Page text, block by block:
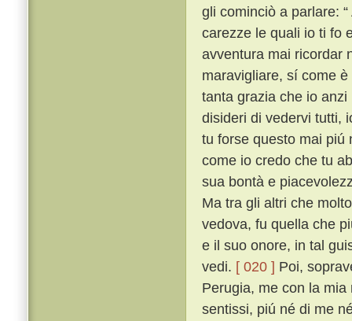
gli cominciò a parlare:
carezze le quali io ti fo
avventura mai ricordar
maravigliare, sí come
tanta grazia che io
disideri di vedervi tutti,
tu forse questo mai
come io credo che tu
sua bontà e
Ma tra gli altri che
vedova, fu quella che
e il suo onore, in tal
vedi. [ 020 ] Poi,
Perugia, me con la
sentissi, piú né di me